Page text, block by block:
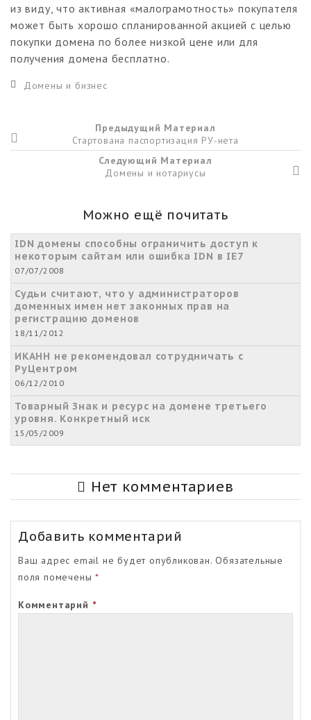
из виду, что активная «малограмотность» покупателя
может быть хорошо спланированной акцией с целью
покупки домена по более низкой цене или для
получения домена бесплатно.
Домены и бизнес
Предыдущий Материал
Стартована паспортизация РУ-нета
Следующий Материал
Домены и нотариусы
Можно ещё почитать
IDN домены способны ограничить доступ к
некоторым сайтам или ошибка IDN в IE7
07/07/2008
Судьи считают, что у администраторов
доменных имен нет законных прав на
регистрацию доменов
18/11/2012
ИКАНН не рекомендовал сотрудничать с
РуЦентром
06/12/2010
Товарный Знак и ресурс на домене третьего
уровня. Конкретный иск
15/05/2009
Нет комментариев
Добавить комментарий
Ваш адрес email не будет опубликован. Обязательные
поля помечены*
Комментарий *